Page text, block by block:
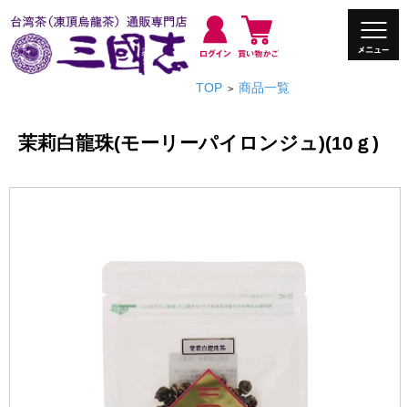
TOP > 商品一覧
茉莉白龍珠(モーリーパイロンジュ)(10ｇ)